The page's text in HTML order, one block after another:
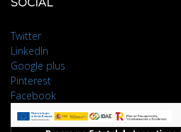
Twitter
LinkedIn
Google plus
Pinterest
Facebook